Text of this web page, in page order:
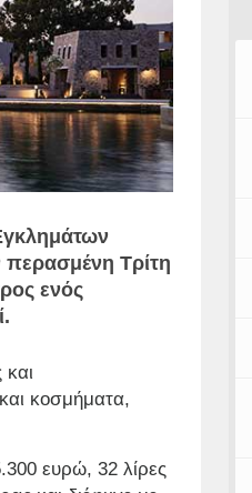
περασμένη Τρίτη
ενός
κοσμήματα,
ευρώ, 32 λίρες